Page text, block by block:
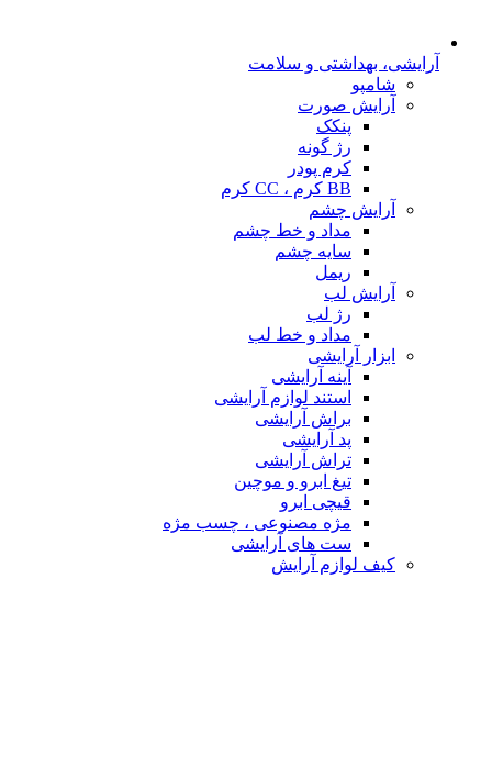
آرایشی، بهداشتی و سلامت
شامپو
آرایش صورت
پنکک
رژ گونه
کرم پودر
BB کرم ، CC کرم
آرایش چشم
مداد و خط چشم
سایه چشم
ریمل
آرایش لب
رژ لب
مداد و خط لب
ابزار آرایشی
آینه آرایشی
استند لوازم آرایشی
براش آرایشی
پد آرایشی
تراش آرایشی
تیغ ابرو و موچین
قیچی ابرو
مژه مصنوعی ، چسب مژه
ست های آرایشی
کیف لوازم آرایش